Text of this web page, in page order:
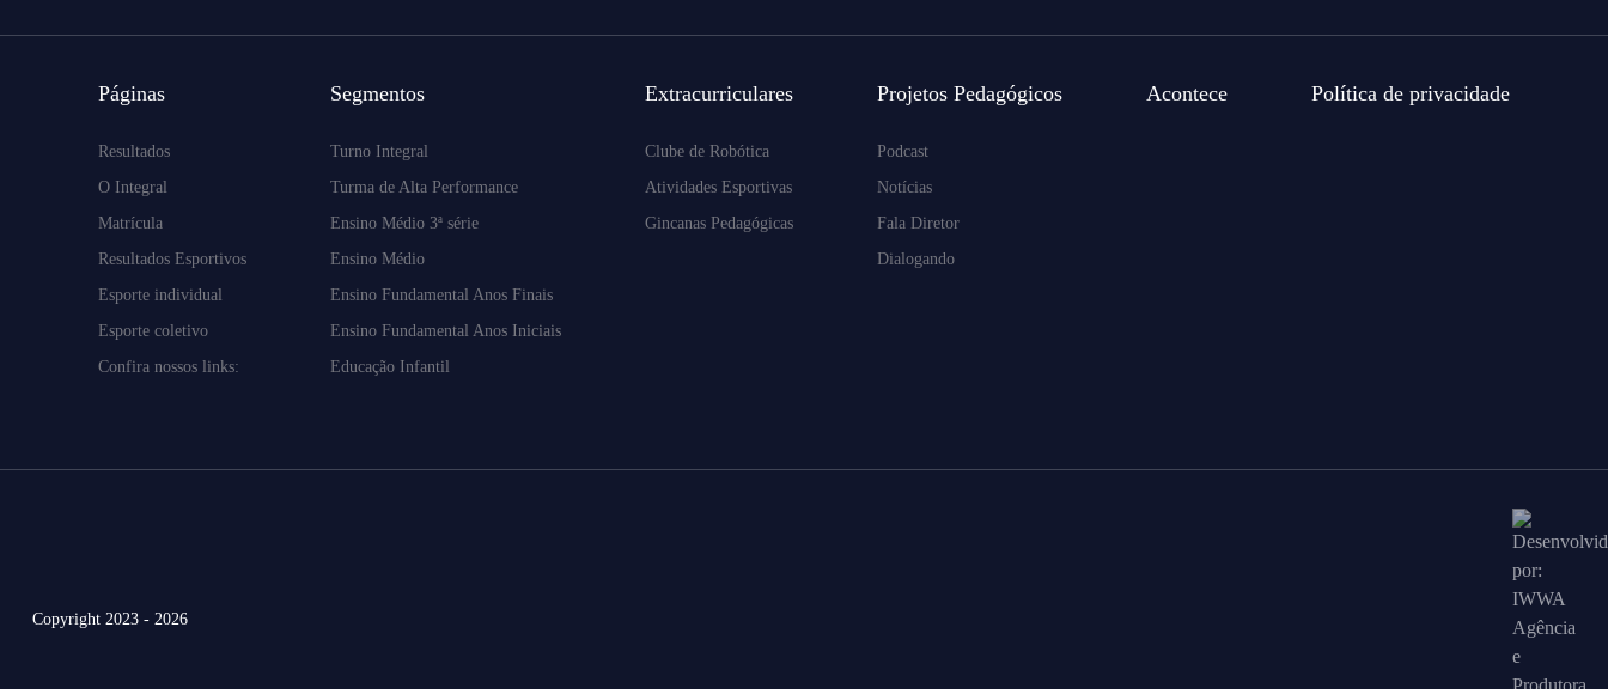
Páginas
Resultados
O Integral
Matrícula
Resultados Esportivos
Esporte individual
Esporte coletivo
Confira nossos links:
Segmentos
Turno Integral
Turma de Alta Performance
Ensino Médio 3ª série
Ensino Médio
Ensino Fundamental Anos Finais
Ensino Fundamental Anos Iniciais
Educação Infantil
Extracurriculares
Clube de Robótica
Atividades Esportivas
Gincanas Pedagógicas
Projetos Pedagógicos
Podcast
Notícias
Fala Diretor
Dialogando
Acontece Política de privacidade
Copyright 2023 - 2026